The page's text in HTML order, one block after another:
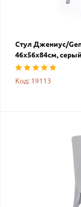
Стул Джениус/
46x56x84cм,
Код: 19113